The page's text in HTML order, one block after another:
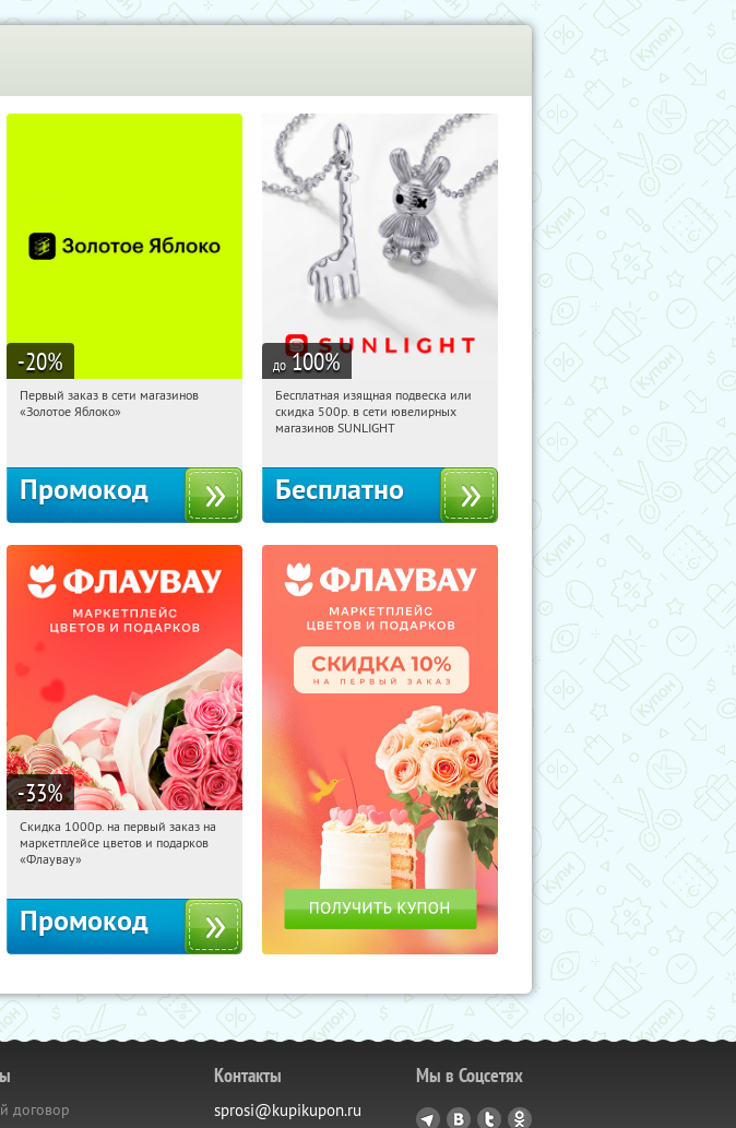
-20%
18:05:34
Получи первым!
Первый заказ в сети магазинов
«Золотое Яблоко»
Промокод
до 100%
18:05:34 Получили:
Россия
Бесплатная изящная подвеска или
скидка 500р. в сети ювелирных
магазинов SUNLIGHT
Бесплатно
-33%
18:05:34 Получили:
Россия
Скидка 1000р. на первый заказ на
маркетплейсе цветов и подарков
«Флаувау»
Промокод
договор
Контакты
sprosi@kupikupon.ru
Мы в Соцсетях